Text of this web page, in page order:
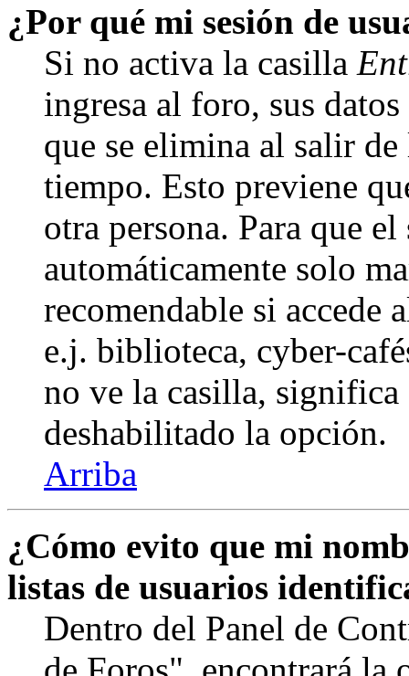
¿Por qué mi sesión de
Si no activa la casilla
ingresa al foro, sus
que se elimina al salir
tiempo. Esto previene
otra persona. Para que
automáticamente solo
recomendable si accede
e.j. biblioteca, cyber-
no ve la casilla,
deshabilitado la opción.
Arriba
¿Cómo evito que mi
listas de usuarios
Dentro del Panel de